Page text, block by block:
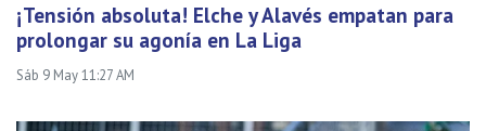
¡Tensión absoluta! Elche y Alavés empatan para
prolongar su agonía en La Liga
Sáb 9 May 11:27 AM